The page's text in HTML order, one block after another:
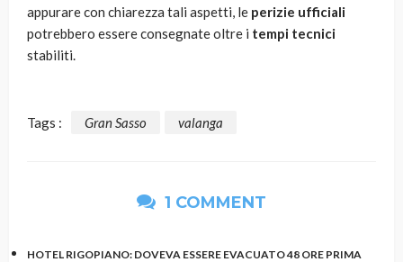
appurare con chiarezza tali aspetti, le perizie ufficiali
potrebbero essere consegnate oltre i tempi tecnici
stabiliti.
Tags : Gran Sasso valanga
1 COMMENT
HOTEL RIGOPIANO: DOVEVA ESSERE EVACUATO 48 ORE PRIMA